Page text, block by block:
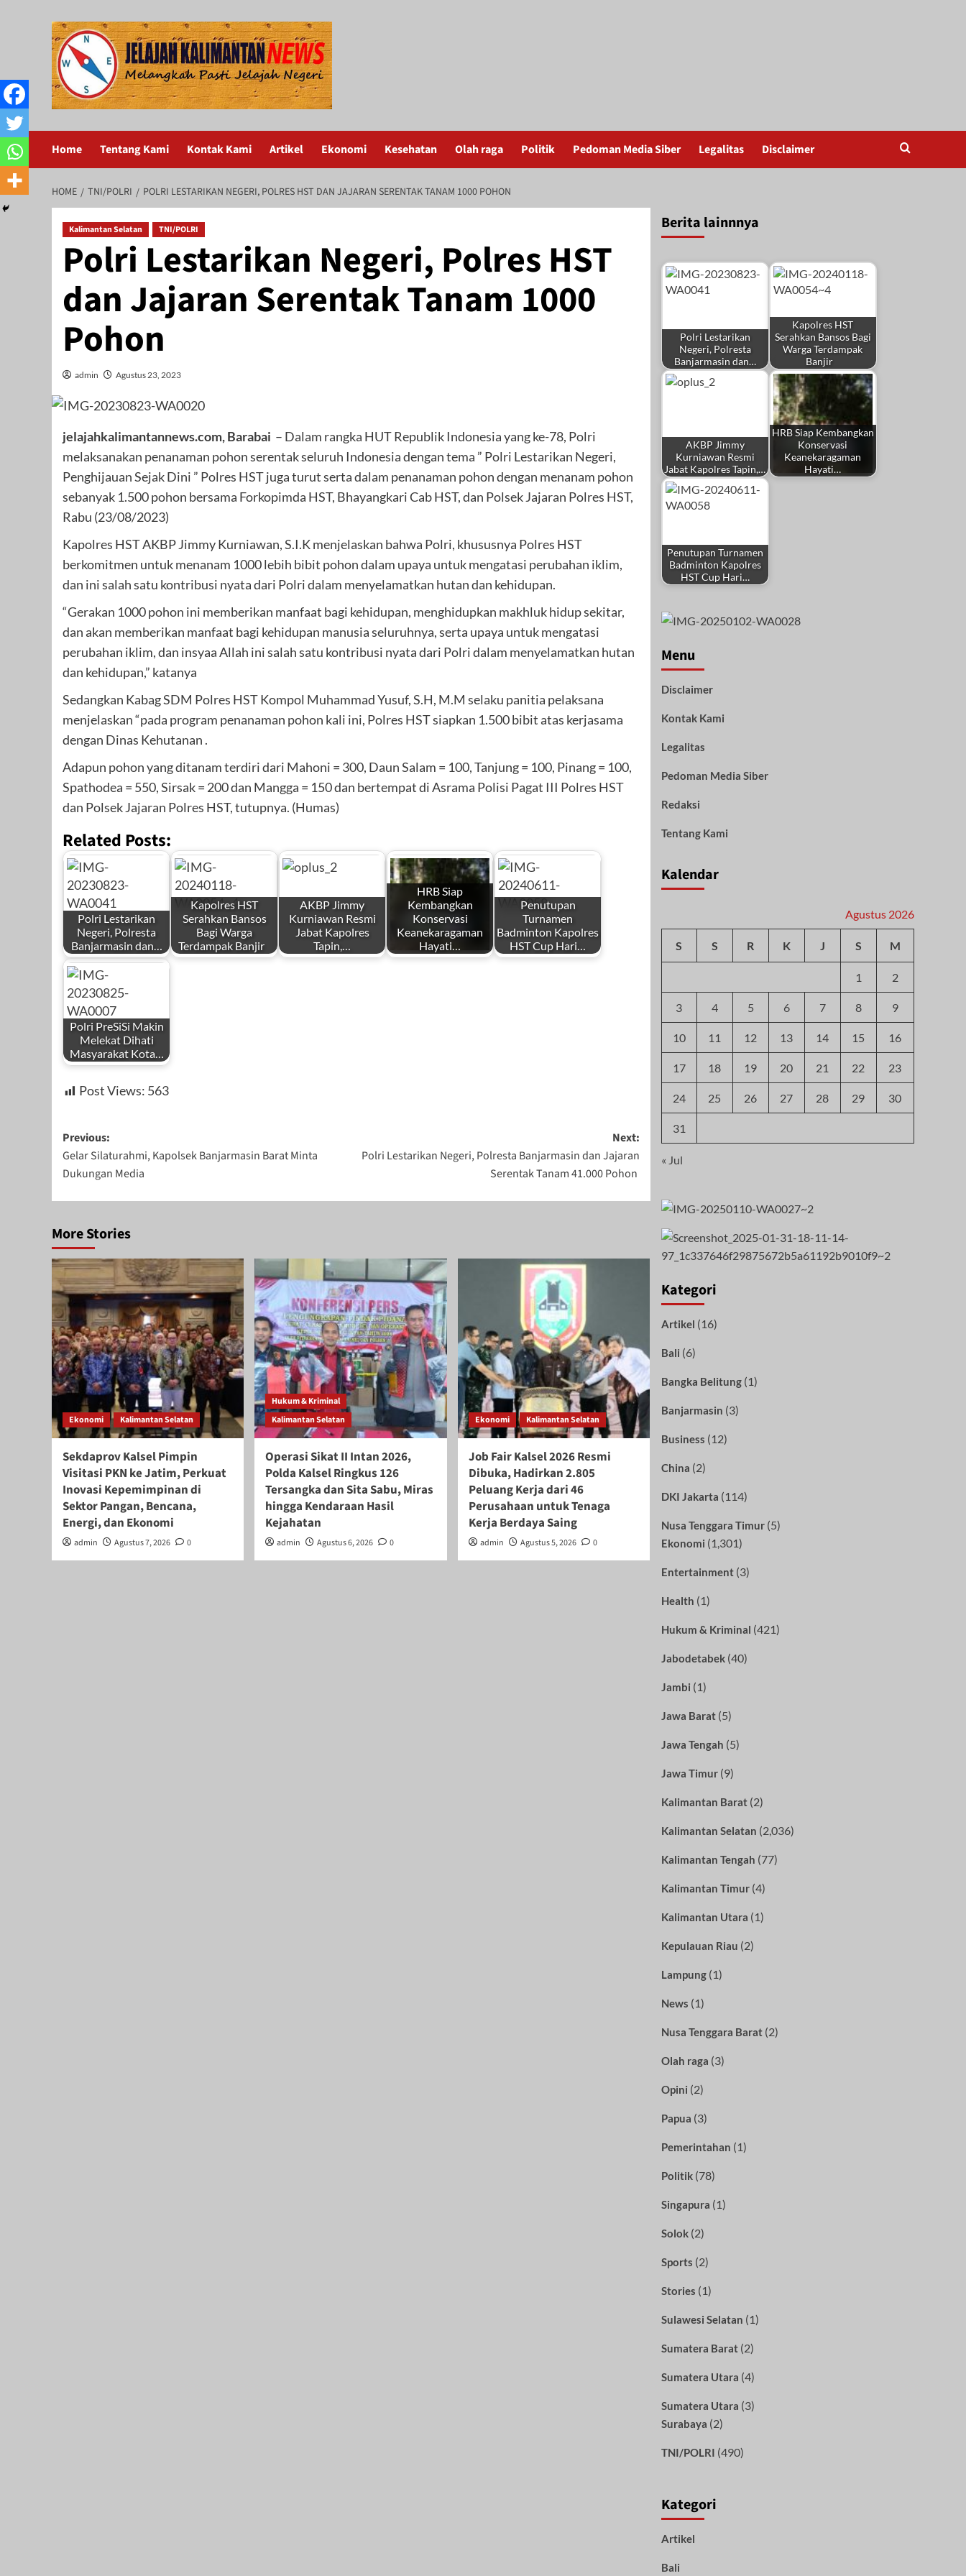
Home Tentang Kami Kontak Kami Artikel Ekonomi Kesehatan Olah raga Politik Pedoman Media Siber Legalitas Disclaimer
HOME TNI/POLRI POLRI LESTARIKAN NEGERI, POLRES HST DAN JAJARAN SERENTAK TANAM 1000 POHON
Kalimantan Selatan TNI/POLRI
Polri Lestarikan Negeri, Polres HST
dan Jajaran Serentak Tanam 1000
Pohon
admin Agustus 23, 2023
jelajahkalimantannews.com, Barabai – Dalam rangka HUT Republik Indonesia yang ke-78, Polri
melaksanakan penanaman pohon serentak seluruh Indonesia dengan tema ” Polri Lestarikan Negeri,
Penghijauan Sejak Dini ” Polres HST juga turut serta dalam penanaman pohon dengan menanam pohon
sebanyak 1.500 pohon bersama Forkopimda HST, Bhayangkari Cab HST, dan Polsek Jajaran Polres HST,
Rabu (23/08/2023)
Kapolres HST AKBP Jimmy Kurniawan, S.I.K menjelaskan bahwa Polri, khususnya Polres HST
berkomitmen untuk menanam 1000 lebih bibit pohon dalam upaya untuk mengatasi perubahan iklim,
dan ini salah satu kontribusi nyata dari Polri dalam menyelamatkan hutan dan kehidupan.
“Gerakan 1000 pohon ini memberikan manfaat bagi kehidupan, menghidupkan makhluk hidup sekitar,
dan akan memberikan manfaat bagi kehidupan manusia seluruhnya, serta upaya untuk mengatasi
perubahan iklim, dan insyaa Allah ini salah satu kontribusi nyata dari Polri dalam menyelamatkan hutan
dan kehidupan,” katanya
Sedangkan Kabag SDM Polres HST Kompol Muhammad Yusuf, S.H, M.M selaku panitia pelaksana
menjelaskan “pada program penanaman pohon kali ini, Polres HST siapkan 1.500 bibit atas kerjasama
dengan Dinas Kehutanan .
Adapun pohon yang ditanam terdiri dari Mahoni = 300, Daun Salam = 100, Tanjung = 100, Pinang = 100,
Spathodea = 550, Sirsak = 200 dan Mangga = 150 dan bertempat di Asrama Polisi Pagat III Polres HST
dan Polsek Jajaran Polres HST, tutupnya. (Humas)
Related Posts:
Polri Lestarikan
Negeri, Polresta
Banjarmasin dan…
Kapolres HST
Serahkan Bansos
Bagi Warga
Terdampak Banjir
AKBP Jimmy
Kurniawan Resmi
Jabat Kapolres
Tapin,…
HRB Siap
Kembangkan
Konservasi
Keanekaragaman
Hayati…
Penutupan
Turnamen
Badminton Kapolres
HST Cup Hari…
Polri PreSiSi Makin
Melekat Dihati
Masyarakat Kota…
Post Views: 563
Post
navigation
Previous:
Gelar Silaturahmi, Kapolsek Banjarmasin Barat Minta
Dukungan Media
Next:
Polri Lestarikan Negeri, Polresta Banjarmasin dan Jajaran
Serentak Tanam 41.000 Pohon
More Stories
Ekonomi Kalimantan Selatan
Sekdaprov Kalsel Pimpin
Visitasi PKN ke Jatim, Perkuat
Inovasi Kepemimpinan di
Sektor Pangan, Bencana,
Energi, dan Ekonomi
admin Agustus 7, 2026 0
Hukum & Kriminal
Kalimantan Selatan
Operasi Sikat II Intan 2026,
Polda Kalsel Ringkus 126
Tersangka dan Sita Sabu, Miras
hingga Kendaraan Hasil
Kejahatan
admin Agustus 6, 2026 0
Ekonomi Kalimantan Selatan
Job Fair Kalsel 2026 Resmi
Dibuka, Hadirkan 2.805
Peluang Kerja dari 46
Perusahaan untuk Tenaga
Kerja Berdaya Saing
admin Agustus 5, 2026 0
Berita lainnnya
Polri Lestarikan
Negeri, Polresta
Banjarmasin dan…
Kapolres HST
Serahkan Bansos Bagi
Warga Terdampak
Banjir
AKBP Jimmy
Kurniawan Resmi
Jabat Kapolres Tapin,…
HRB Siap Kembangkan
Konservasi
Keanekaragaman
Hayati…
Penutupan Turnamen
Badminton Kapolres
HST Cup Hari…
Menu
Disclaimer
Kontak Kami
Legalitas
Pedoman Media Siber
Redaksi
Tentang Kami
Kalendar
Agustus 2026
S S R K J S M
1 2
3 4 5 6 7 8 9
10 11 12 13 14 15 16
17 18 19 20 21 22 23
24 25 26 27 28 29 30
31
« Jul
Kategori
Artikel (16)
Bali (6)
Bangka Belitung(1)
Banjarmasin (3)
Business (12)
China (2)
DKI Jakarta (114)
Nusa Tenggara Timur(5)
Ekonomi (1,301)
Entertainment(3)
Health (1)
Hukum & Kriminal (421)
Jabodetabek(40)
Jambi (1)
Jawa Barat(5)
Jawa Tengah (5)
Jawa Timur(9)
Kalimantan Barat(2)
Kalimantan Selatan (2,036)
Kalimantan Tengah (77)
Kalimantan Timur(4)
Kalimantan Utara (1)
Kepulauan Riau (2)
Lampung(1)
News (1)
Nusa Tenggara Barat(2)
Olah raga (3)
Opini (2)
Papua (3)
Pemerintahan (1)
Politik(78)
Singapura (1)
Solok(2)
Sports (2)
Stories (1)
Sulawesi Selatan (1)
Sumatera Barat(2)
Sumatera Utara (4)
Sumatera Utara (3)
Surabaya (2)
TNI/POLRI (490)
Kategori
Artikel
Bali